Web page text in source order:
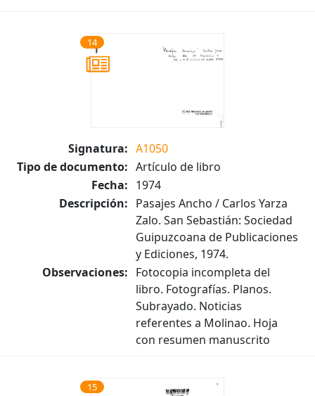
14
Signatura: A1050
Tipo de documento: Artículo de libro
Fecha: 1974
Descripción: Pasajes Ancho / Carlos Yarza
Zalo. San Sebastián: Sociedad
Guipuzcoana de Publicaciones
y Ediciones, 1974.
Observaciones: Fotocopia incompleta del
libro. Fotografías. Planos.
Subrayado. Noticias
referentes a Molinao. Hoja
con resumen manuscrito
15